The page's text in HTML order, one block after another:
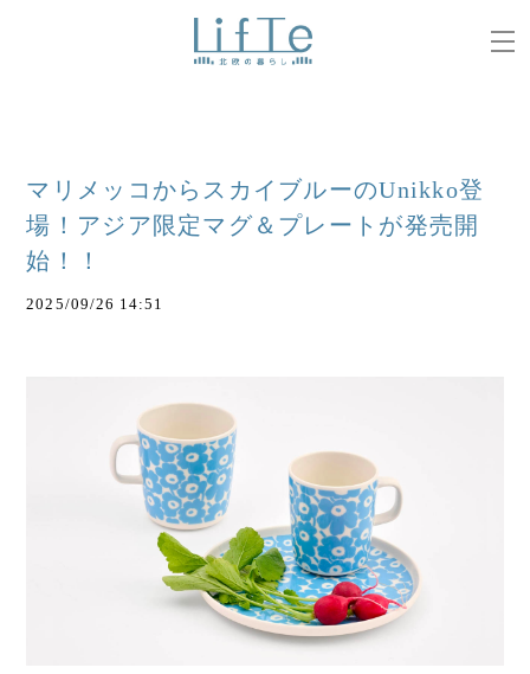
マリメッコからスカイブルーのUnikko登
場！アジア限定マグ＆プレートが発売開
始！！
2025/09/26 14:51